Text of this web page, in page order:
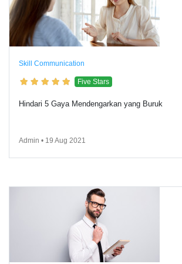
Skill Communication
Five Stars
Hindari 5 Gaya Mendengarkan yang Buruk
Admin • 19 Aug 2021